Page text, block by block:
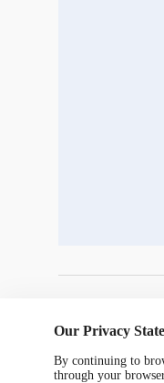
Our Privacy
By continuing to
through your